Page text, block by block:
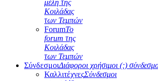
μέλη της
Κοιλάδας
των Τεμπών
ForumΤο
forum της
Κοιλάδας
των Τεμπών
ΣύνδεσμοιΔιάφοροι χρήσιμοι (;)
ΚαλλιτέχνεςΣύνδεσμοι